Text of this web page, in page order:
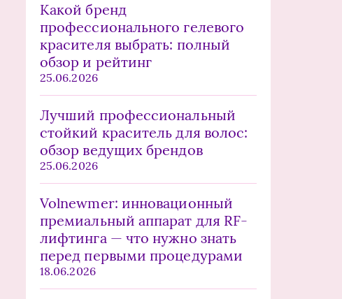
Какой бренд
профессионального гелевого
красителя выбрать: полный
обзор и рейтинг
25.06.2026
Лучший профессиональный
стойкий краситель для волос:
обзор ведущих брендов
25.06.2026
Volnewmer: инновационный
премиальный аппарат для RF-
лифтинга — что нужно знать
перед первыми процедурами
18.06.2026